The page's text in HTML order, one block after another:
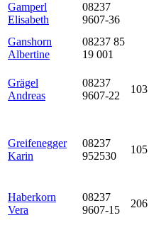
Gamperl
Elisabeth
08237
9607-36
Ganshorn
Albertine
08237 85
19 001
Grägel
Andreas
08237
9607-22
103
Greifenegger
Karin
08237
952530
105
Haberkorn
Vera
08237
9607-15
206